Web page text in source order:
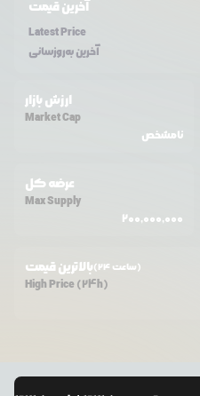
آخرین قیمت
Latest Price
آخرین به‌روزسانی
ارزش بازار
Market Cap
نامشخص
عرضه کل
Max Supply
200,000,000
بالاترین قیمت (24 ساعت)
High Price (24h)